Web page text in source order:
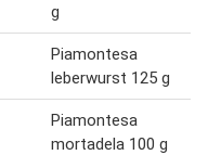
g
Piamontesa
leberwurst 125 g
Piamontesa
mortadela 100 g